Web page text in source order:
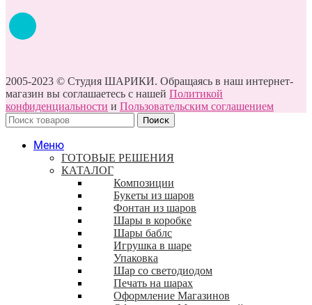
2005-2023 © Студия ШАРИКИ. Обращаясь в наш интернет-
магазин вы соглашаетесь с нашей Политикой
конфиденциальности и Пользовательским соглашением
Поиск
Меню
ГОТОВЫЕ РЕШЕНИЯ
КАТАЛОГ
Композиции
Букеты из шаров
Фонтан из шаров
Шары в коробке
Шары баблс
Игрушка в шаре
Упаковка
Шар со светодиодом
Печать на шарах
Оформление Магазинов